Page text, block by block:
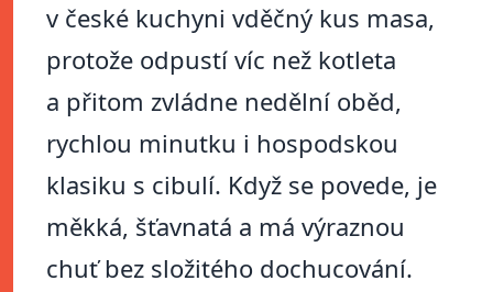
v české kuchyni vděčný kus masa,
protože odpustí víc než kotleta
a přitom zvládne nedělní oběd,
rychlou minutku i hospodskou
klasiku s cibulí. Když se povede, je
měkká, šťavnatá a má výraznou
chuť bez složitého dochucování.